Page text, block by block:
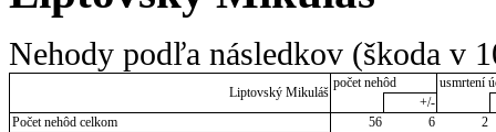
Nehody podľa následkov (škoda v
Liptovský Mikuláš
počet nehôd
usmrtení
+/-
Počet nehôd celkom
56 6
2